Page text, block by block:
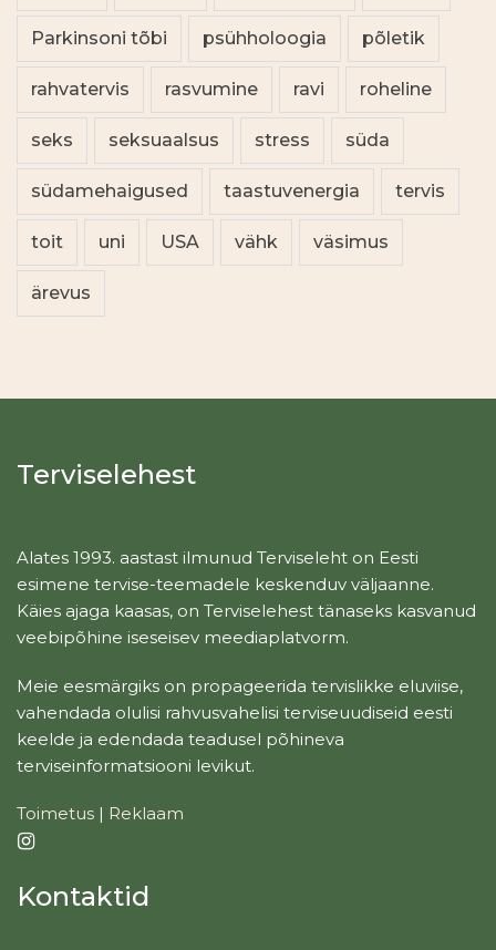
Parkinsoni tõbi psühholoogia põletik
rahvatervis rasvumine ravi roheline
seks seksuaalsus stress süda
südamehaigused taastuvenergia tervis
toit uni USA vähk väsimus
ärevus
Terviselehest
Alates 1993. aastast ilmunud Terviseleht on Eesti
esimene tervise-teemadele keskenduv väljaanne.
Käies ajaga kaasas, on Terviselehest tänaseks kasvanud
veebipõhine iseseisev meediaplatvorm.
Meie eesmärgiks on propageerida tervislikke eluviise,
vahendada olulisi rahvusvahelisi terviseuudiseid eesti
keelde ja edendada teadusel põhineva
terviseinformatsiooni levikut.
Toimetus | Reklaam
Kontaktid